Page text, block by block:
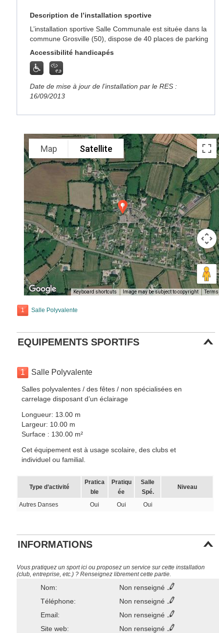
Description de l’installation sportive
L’installation sportive Salle Communale est située dans la
commune Grosville (50), dispose de 40 places de parking
Accessibilité handicapés
Date de mise à jour de l’installation par le RES :
16/09/2013
Map Satellite
Keyboard shortcuts Image may be subject to copyright Terms
1 Salle Polyvalente
EQUIPEMENTS SPORTIFS
1 Salle Polyvalente
Salles polyvalentes / des fêtes / non spécialisées en
carrelage disposant d’un éclairage
Longueur: 13.00 m
Largeur: 10.00 m
Surface : 130.00 m²
Cet équipement est à usage scolaire, des clubs et
individuel ou familial.
Type d’activité
Pratica
ble
Pratiqu
ée
Salle
Spé.
Niveau
Autres Danses Oui Oui Oui
INFORMATIONS
Vous pratiquez un sport ici ou proposez un service sur cette installation
(club, entreprise, etc.) ? Renseignez librement cette partie.
Nom:
Non renseigné
Téléphone:
Non renseigné
Email:
Non renseigné
Site web:
Non renseigné